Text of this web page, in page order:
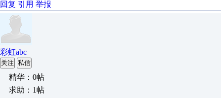
回复 引用 举报
彩虹abc
关注 私信
精华：0帖
求助：1帖